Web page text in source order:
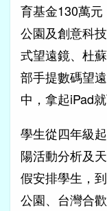
育基金130萬
公園及創意科
式望遠鏡、杜
部手提數碼望
中，拿起iPad就
學生從四年級
陽活動分析及
假安排學生，
公園、台灣合